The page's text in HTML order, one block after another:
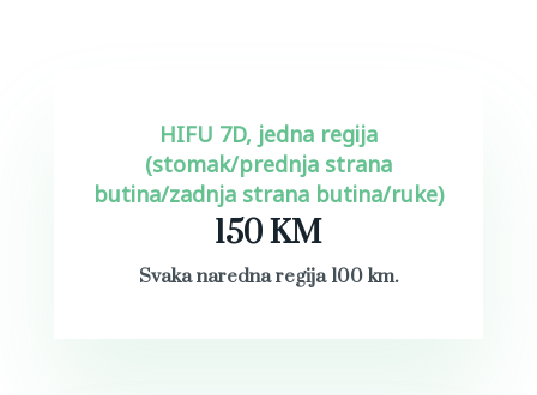
HIFU 7D, jedna regija
(stomak/prednja strana
butina/zadnja strana butina/ruke)
150 KM
Svaka naredna regija 100 km.